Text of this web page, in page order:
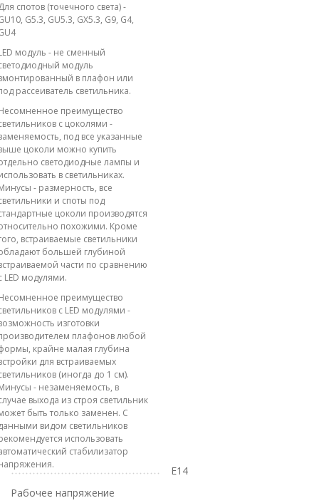
спотов (точечного света) -
G5.3, GU5.3, GX5.3, G9, G4,
модуль - не сменный
модуль
в плафон или
рассеиватель светильника.
преимущество
с цоколями -
под все указанные
цоколи можно купить
светодиодные лампы и
в светильниках.
- размерность, все
и споты под
цоколи производятся
похожими. Кроме
встраиваемые светильники
большей глубиной
части по сравнению
LED модулями.
преимущество
с LED модулями -
изготовки
плафонов любой
крайне малая глубина
для встраиваемых
(иногда до 1 см).
- незаменяемость, в
выхода из строя светильник
быть только заменен. С
видом светильников
использовать
стабилизатор
E14
Рабочее напряжение